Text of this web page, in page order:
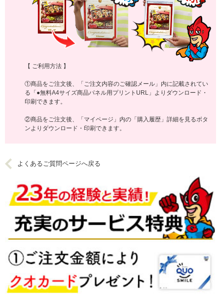
【 ご利用方法 】
①商品をご注文後、「ご注文内容のご確認メール」内に記載されてい
る「●無料A4サイズ商品パネル用プリントURL」よりダウンロード・
印刷できます。
②商品をご注文後、「マイページ」内の「購入履歴」詳細を見るボタ
ンよりダウンロード・印刷できます。
よくあるご質問ページへ戻る